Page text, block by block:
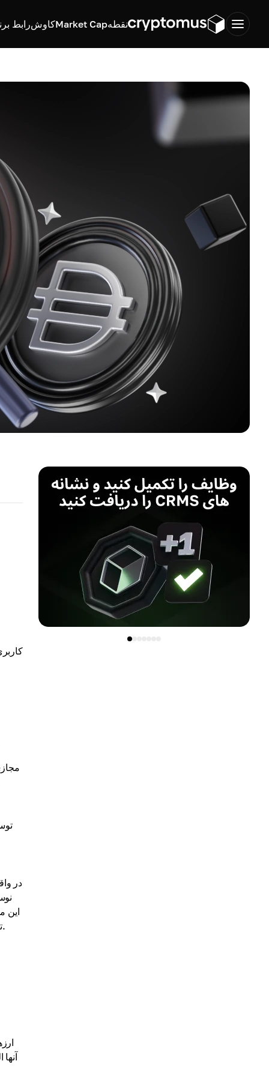
نقطهMarket Capکاوشرابط
در
این
توسط فیات، پشتیبانی‌شده توسط رمزارز، الگوریتمی و غیرمتمرکز هستند. در ادامه، ما به بررسی هر یک از آنها با جزئیات بیشتر می‌پردازیم.